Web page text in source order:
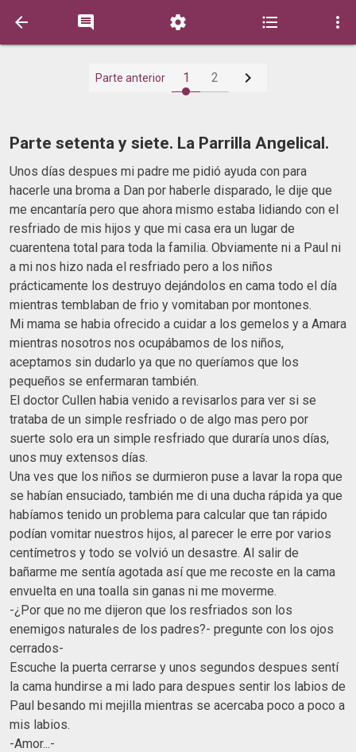
    
Parte anterior 1 2 
Parte setenta y siete. La Parrilla Angelical.
Unos días despues mi padre me pidió ayuda con para
hacerle una broma a Dan por haberle disparado, le dije que
me encantaría pero que ahora mismo estaba lidiando con el
resfriado de mis hijos y que mi casa era un lugar de
cuarentena total para toda la familia. Obviamente ni a Paul ni
a mi nos hizo nada el resfriado pero a los niños
prácticamente los destruyo dejándolos en cama todo el día
mientras temblaban de frio y vomitaban por montones.
Mi mama se habia ofrecido a cuidar a los gemelos y a Amara
mientras nosotros nos ocupábamos de los niños,
aceptamos sin dudarlo ya que no queríamos que los
pequeños se enfermaran también.
El doctor Cullen habia venido a revisarlos para ver si se
trataba de un simple resfriado o de algo mas pero por
suerte solo era un simple resfriado que duraría unos días,
unos muy extensos días.
Una ves que los niños se durmieron puse a lavar la ropa que
se habían ensuciado, también me di una ducha rápida ya que
habíamos tenido un problema para calcular que tan rápido
podían vomitar nuestros hijos, al parecer le erre por varios
centímetros y todo se volvió un desastre. Al salir de
bañarme me sentía agotada así que me recoste en la cama
envuelta en una toalla sin ganas ni me moverme.
-¿Por que no me dijeron que los resfriados son los
enemigos naturales de los padres?- pregunte con los ojos
cerrados-
Escuche la puerta cerrarse y unos segundos despues sentí
la cama hundirse a mi lado para despues sentir los labios de
Paul besando mi mejilla mientras se acercaba poco a poco a
mis labios.
-Amor...-